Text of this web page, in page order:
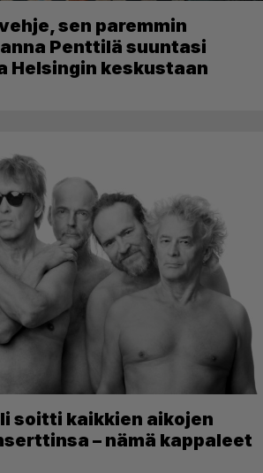
sen paremmin
Penttilä suuntasi
Helsingin keskustaan
soitti kaikkien aikojen
– nämä kappaleet